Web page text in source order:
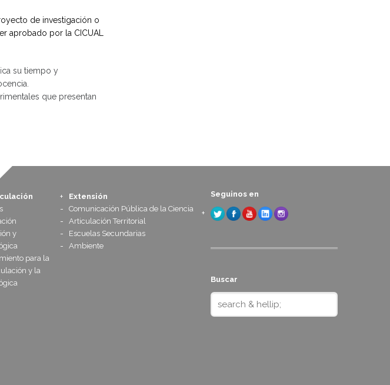
de investigación o
aprobado por la CICUAL
su tiempo y
que presentan
y
para la
y la
Extensión
Comunicación Pública de la Ciencia
Articulación Territorial
Escuelas Secundarias
Ambiente
Seguinos en
Buscar